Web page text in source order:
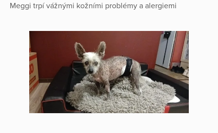
Meggi trpí vážnými kožními problémy a alergiemi